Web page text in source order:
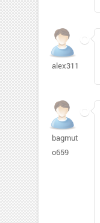
alex311221
bagmut-
o659